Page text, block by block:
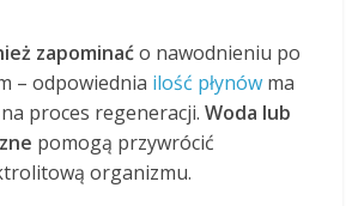
zapominaćo nawodnieniu po
– odpowiednia ilość płynów ma
na proces regeneracji.Woda lub
pomogą przywrócić
organizmu.